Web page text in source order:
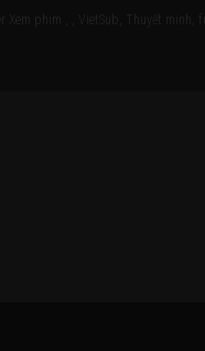
phim , , VietSub, Thuyết